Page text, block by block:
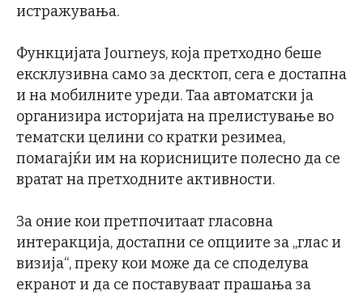
истражувања.
Функцијата Journeys, која претходно беше
ексклузивна само за десктоп, сега е достапна
и на мобилните уреди. Таа автоматски ја
организира историјата на прелистување во
тематски целини со кратки резимеа,
помагајќи им на корисниците полесно да се
вратат на претходните активности.
За оние кои претпочитаат гласовна
интеракција, достапни се опциите за „глас и
визија“, преку кои може да се споделува
екранот и да се поставуваат прашања за